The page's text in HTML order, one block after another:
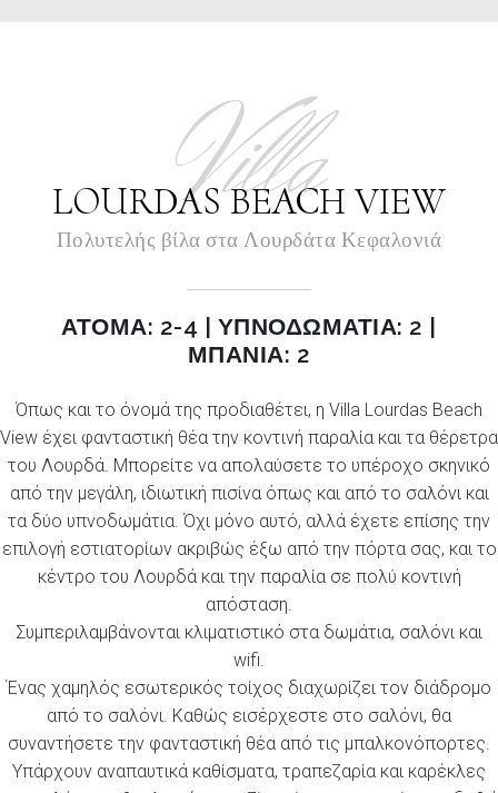
Villa
LOURDAS BEACH VIEW
Πολυτελής βίλα στα Λουρδάτα Κεφαλονιά
ΑΤΟΜΑ: 2-4 | ΥΠΝΟΔΩΜΑΤΙΑ: 2 |
ΜΠΑΝΙΑ: 2
Όπως και το όνομά της προδιαθέτει, η Villa Lourdas Beach
View έχει φανταστική θέα την κοντινή παραλία και τα θέρετρα
του Λουρδά. Μπορείτε να απολαύσετε το υπέροχο σκηνικό
από την μεγάλη, ιδιωτική πισίνα όπως και από το σαλόνι και
τα δύο υπνοδωμάτια. Όχι μόνο αυτό, αλλά έχετε επίσης την
επιλογή εστιατορίων ακριβώς έξω από την πόρτα σας, και το
κέντρο του Λουρδά και την παραλία σε πολύ κοντινή
απόσταση.
Συμπεριλαμβάνονται κλιματιστικό στα δωμάτια, σαλόνι και
wifi.
Ένας χαμηλός εσωτερικός τοίχος διαχωρίζει τον διάδρομο
από το σαλόνι. Καθώς εισέρχεστε στο σαλόνι, θα
συναντήσετε την φανταστική θέα από τις μπαλκονόπορτες.
Υπάρχουν αναπαυτικά καθίσματα, τραπεζαρία και καρέκλες